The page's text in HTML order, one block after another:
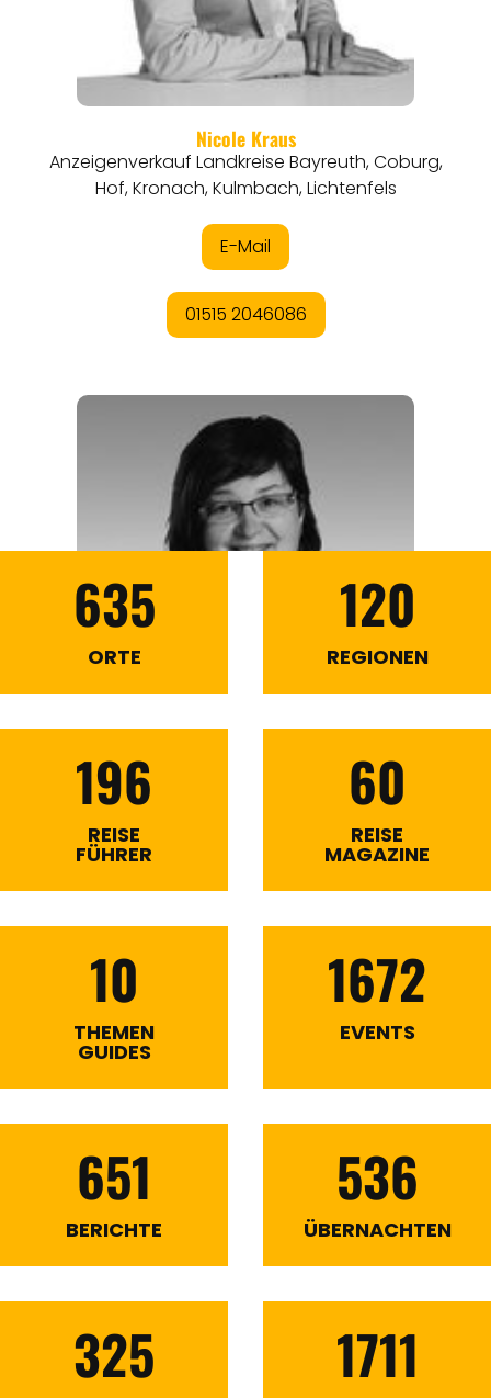
635
ORTE
120
REGIONEN
196
REISE
FÜHRER
60
REISE
MAGAZINE
10
THEMEN
GUIDES
1672
EVENTS
651
BERICHTE
536
ÜBERNACHTEN
325 1711